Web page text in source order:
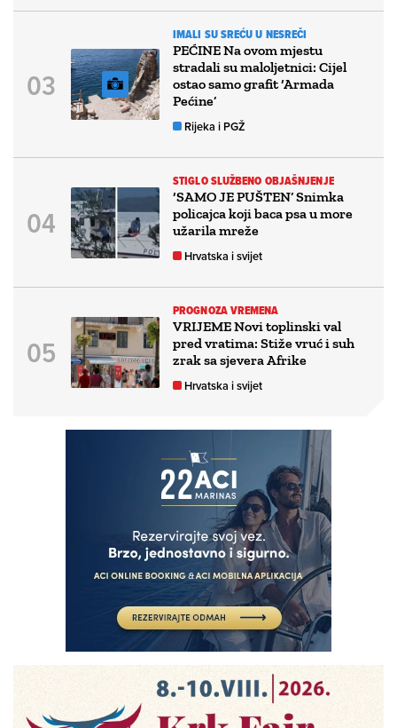
IMALI SU SREĆU U NESREČI
PEĆINE Na ovom mjestu
stradali su maloljetnici: Cijel
ostao samo grafit ‘Armada
Pećine’
Rijeka i PGŽ
STIGLO SLUŽBENO OBJAŠNJENJE
‘SAMO JE PUŠTEN’ Snimka
policajca koji baca psa u more
užarila mreže
Hrvatska i svijet
PROGNOZA VREMENA
VRIJEME Novi toplinski val
pred vratima: Stiže vruć i suh
zrak sa sjevera Afrike
Hrvatska i svijet